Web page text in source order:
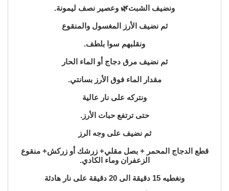
ونضيف الشبت🌿 وعصير نصف ليمونة.
ثم نضيف الأرز المغسول والمنقوع
ونقلبهم سوا بلطف.
ثم نضيف مرق دجاج أو الماء الحار
مقدار الماء فوق الأرز بسانتي.
ونتركه على نار عالية
حتى ترتفع حبات الأرز.
ثم نضيف على وجه الرز
قطع الدجاج المحمر + بصل مقلي+ زرشك أو زركش+ منقوع
الزعفران وماء الكادي.
ونغطيه 15 دقيقة الى 20 دقيقة على نار هادئة